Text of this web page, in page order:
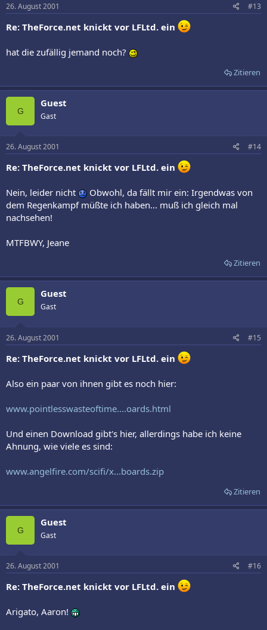
26. August 2001 #13
Re: TheForce.net knickt vor LFLtd. ein
hat die zufällig jemand noch?
Zitieren
G
Guest
Gast
26. August 2001 #14
Re: TheForce.net knickt vor LFLtd. ein
Nein, leider nicht
Obwohl, da fällt mir ein: Irgendwas von
dem Regenkampf müßte ich haben... muß ich gleich mal
nachsehen!
MTFBWY, Jeane
Zitieren
G
Guest
Gast
26. August 2001 #15
Re: TheForce.net knickt vor LFLtd. ein
Also ein paar von ihnen gibt es noch hier:
www.pointlesswasteoftime....oards.html
Und einen Download gibt's hier, allerdings habe ich keine
Ahnung, wie viele es sind:
www.angelfire.com/scifi/x...boards.zip
Zitieren
G
Guest
Gast
26. August 2001 #16
Re: TheForce.net knickt vor LFLtd. ein
Arigato, Aaron!